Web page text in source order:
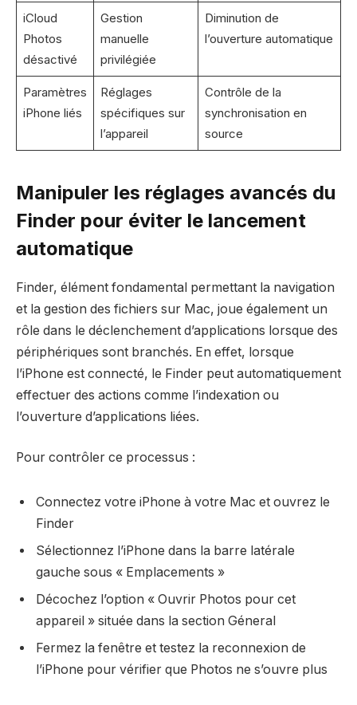
iCloud
Photos
désactivé
Gestion
manuelle
privilégiée
Diminution de
l’ouverture automatique
Paramètres
iPhone liés
Réglages
spécifiques sur
l’appareil
Contrôle de la
synchronisation en
source
Manipuler les réglages avancés du
Finder pour éviter le lancement
automatique
Finder, élément fondamental permettant la navigation
et la gestion des fichiers sur Mac, joue également un
rôle dans le déclenchement d’applications lorsque des
périphériques sont branchés. En effet, lorsque
l’iPhone est connecté, le Finder peut automatiquement
effectuer des actions comme l’indexation ou
l’ouverture d’applications liées.
Pour contrôler ce processus :
Connectez votre iPhone à votre Mac et ouvrez le
Finder
Sélectionnez l’iPhone dans la barre latérale
gauche sous « Emplacements »
Décochez l’option « Ouvrir Photos pour cet
appareil » située dans la section Géneral
Fermez la fenêtre et testez la reconnexion de
l’iPhone pour vérifier que Photos ne s’ouvre plus